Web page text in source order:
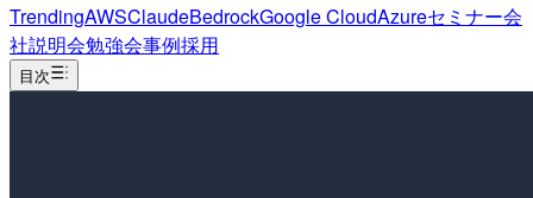
TrendingAWSClaudeBedrockGoogle CloudAzureセミナー会
社説明会勉強会事例採用
目次